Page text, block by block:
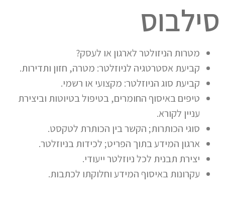
סילבוס
מטרות הניזולטר לארגון או לעסק?
קביעת אסטרטגיה לניוזלטר: מטרה, חזון ותדירות.
קביעת סוג הניוזלטר: מקצועי או רשמי.
טיפים באיסוף החומרים, בטיפול בטיוטות וביצירת
עניין לקורא.
סוגי הכותרות; הקשר בין הכותרת לטקסט.
ארגון המידע בתוך הפריט; לכידות בניוזלטר.
יצירת תבנית לכל ניוזלטר ייעודי.
עקרונות באיסוף המידע וחלוקתו לכתבות.